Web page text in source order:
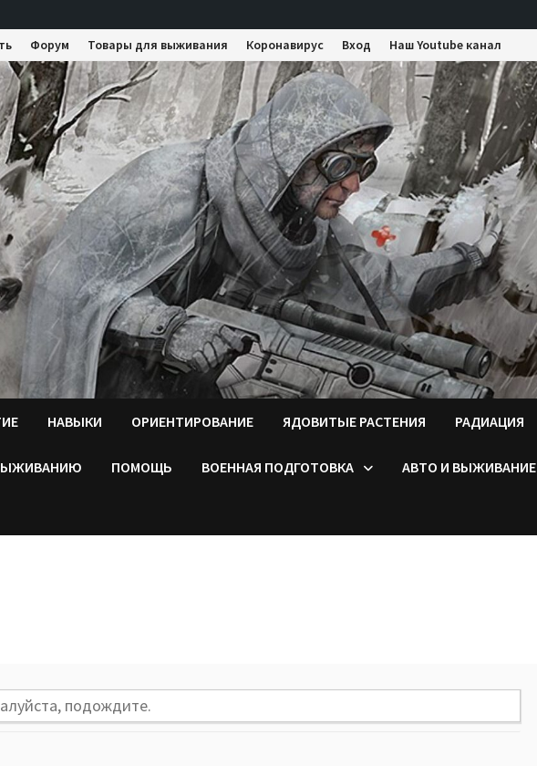
Форум Товары для выживания Коронавирус Вход Наш Youtube канал
НАВЫКИ ОРИЕНТИРОВАНИЕ ЯДОВИТЫЕ РАСТЕНИЯ РАДИАЦИЯ
ПОМОЩЬ ВОЕННАЯ ПОДГОТОВКА АВТО И ВЫЖИВАНИЕ
подождите.